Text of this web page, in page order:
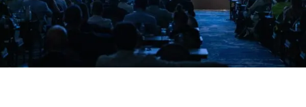
arkasında bulunan kulakçıkları kullanarak vitesler
manuel olarak değiştirilebiliyor. Hangi işlev seçilirse
seçilsin, işlevin etkinleştirildiğini bildirmek için şık bir
gösterge ışığı yanıyor. Seçilen işlev ayrıca gösterge